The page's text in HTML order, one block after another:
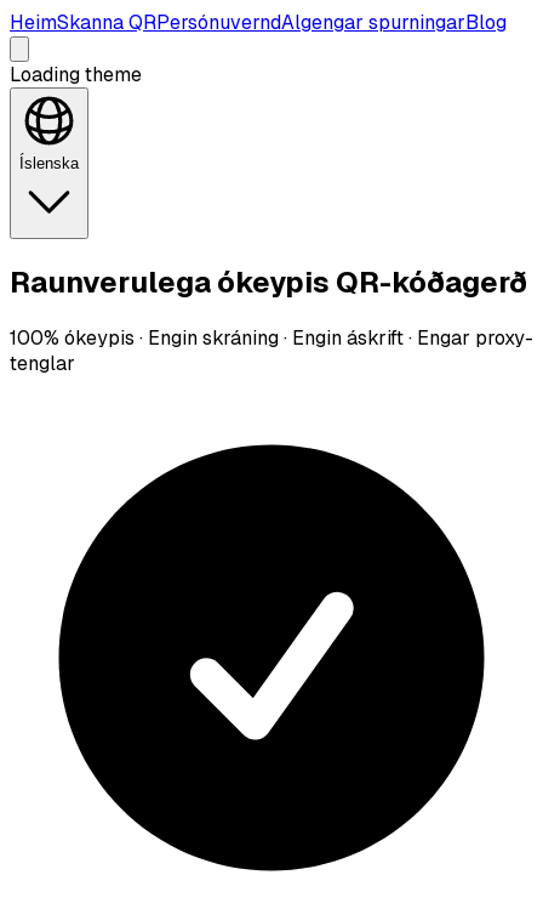
HeimSkanna QRPersónuverndAlgengar spurningarBlog
Loading theme
Íslenska
Raunverulega ókeypis QR-kóðagerð
100% ókeypis · Engin skráning · Engin áskrift · Engar proxy-
tenglar